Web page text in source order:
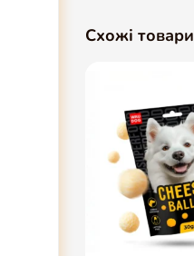
Схожі товари